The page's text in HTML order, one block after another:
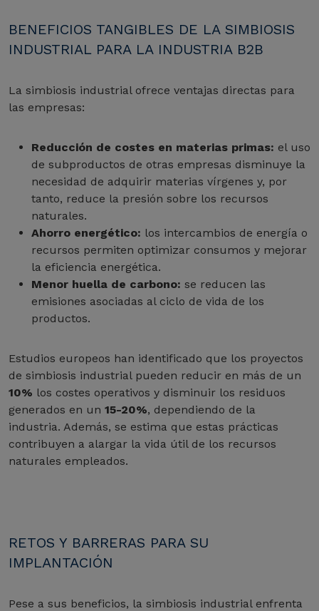
BENEFICIOS TANGIBLES DE LA SIMBIOSIS
INDUSTRIAL PARA LA INDUSTRIA B2B
La simbiosis industrial ofrece ventajas directas para
las empresas:
Reducción de costes en materias primas: el uso
de subproductos de otras empresas disminuye la
necesidad de adquirir materias vírgenes y, por
tanto, reduce la presión sobre los recursos
naturales.
Ahorro energético: los intercambios de energía o
recursos permiten optimizar consumos y mejorar
la eficiencia energética.
Menor huella de carbono: se reducen las
emisiones asociadas al ciclo de vida de los
productos.
Estudios europeos han identificado que los proyectos
de simbiosis industrial pueden reducir en más de un
10% los costes operativos y disminuir los residuos
generados en un 15-20%, dependiendo de la
industria. Además, se estima que estas prácticas
contribuyen a alargar la vida útil de los recursos
naturales empleados.
RETOS Y BARRERAS PARA SU
IMPLANTACIÓN
Pese a sus beneficios, la simbiosis industrial enfrenta